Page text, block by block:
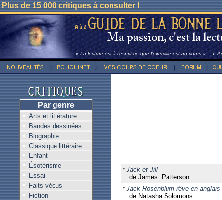
Plus de 15 000 critiques à consulter !
« La lecture est à l’esprit ce que l’exercice est au corps » -- J.
Par genre
Arts et littérature
Bandes dessinées
Biographie
Classique littéraire
Enfant
Ésotérisme
Essai
Faits vécus
Fiction
Jack et Jill
de James Patterson
Jack Rosenblum rêve en anglais
de Natasha Solomons